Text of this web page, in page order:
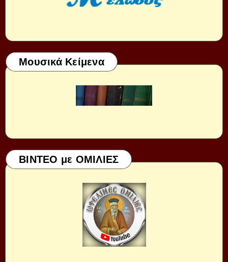
Μουσικά Κείμενα
ΒΙΝΤΕΟ με ΟΜΙΛΙΕΣ